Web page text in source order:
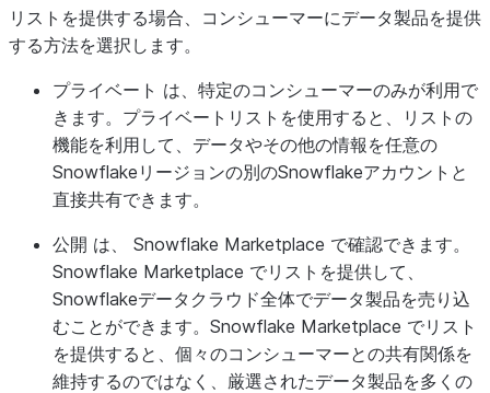
リストを提供する場合、コンシューマーにデータ製品を提供
する方法を選択します。
プライベート は、特定のコンシューマーのみが利用で
きます。プライベートリストを使用すると、リストの
機能を利用して、データやその他の情報を任意の
Snowflakeリージョンの別のSnowflakeアカウントと
直接共有できます。
公開 は、 Snowflake Marketplace で確認できます。
Snowflake Marketplace でリストを提供して、
Snowflakeデータクラウド全体でデータ製品を売り込
むことができます。Snowflake Marketplace でリスト
を提供すると、個々のコンシューマーとの共有関係を
維持するのではなく、厳選されたデータ製品を多くの